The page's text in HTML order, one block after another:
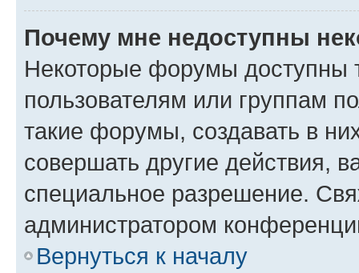
Почему мне недоступны
Некоторые форумы доступны
пользователям или группам
такие форумы, создавать в
совершать другие действия,
специальное разрешение.
администратором
Вернуться к началу